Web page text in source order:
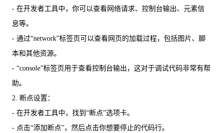
- 在开发者工具中，你可以查看网络请求、控制台输出、元素信
息等。
- 通过“network”标签页可以查看网页的加载过程，包括图片、脚
本和其他资源。
- “console”标签页用于查看控制台输出，这对于调试代码非常有帮
助。
2. 断点设置：
- 在开发者工具中，找到“断点”选项卡。
- 点击“添加断点”，然后点击你想要停止的代码行。